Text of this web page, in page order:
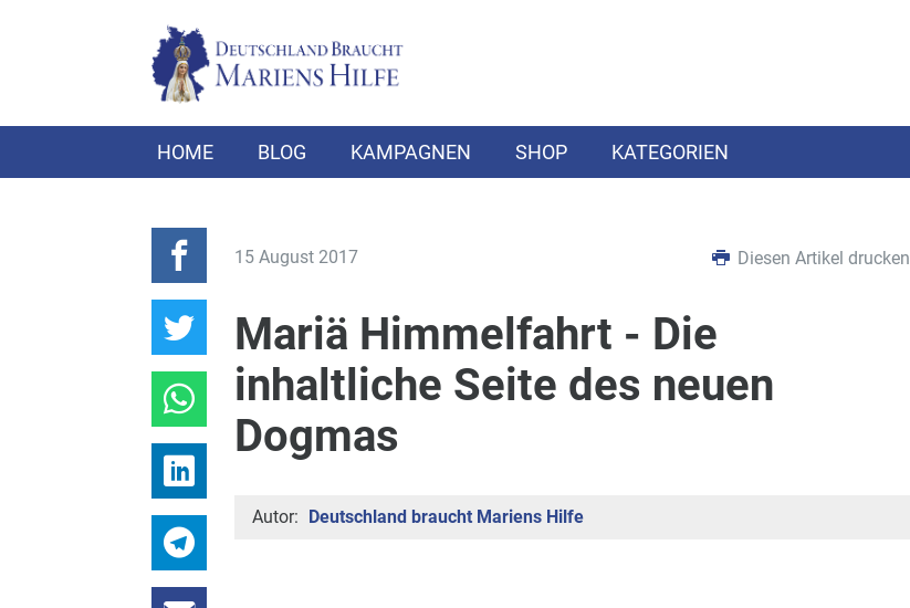
HOME BLOG KAMPAGNEN SHOP KATEGORIEN
15 August 2017 Diesen Artikel drucken
Mariä Himmelfahrt - Die
inhaltliche Seite des neuen
Dogmas
Autor: Deutschland braucht Mariens Hilfe